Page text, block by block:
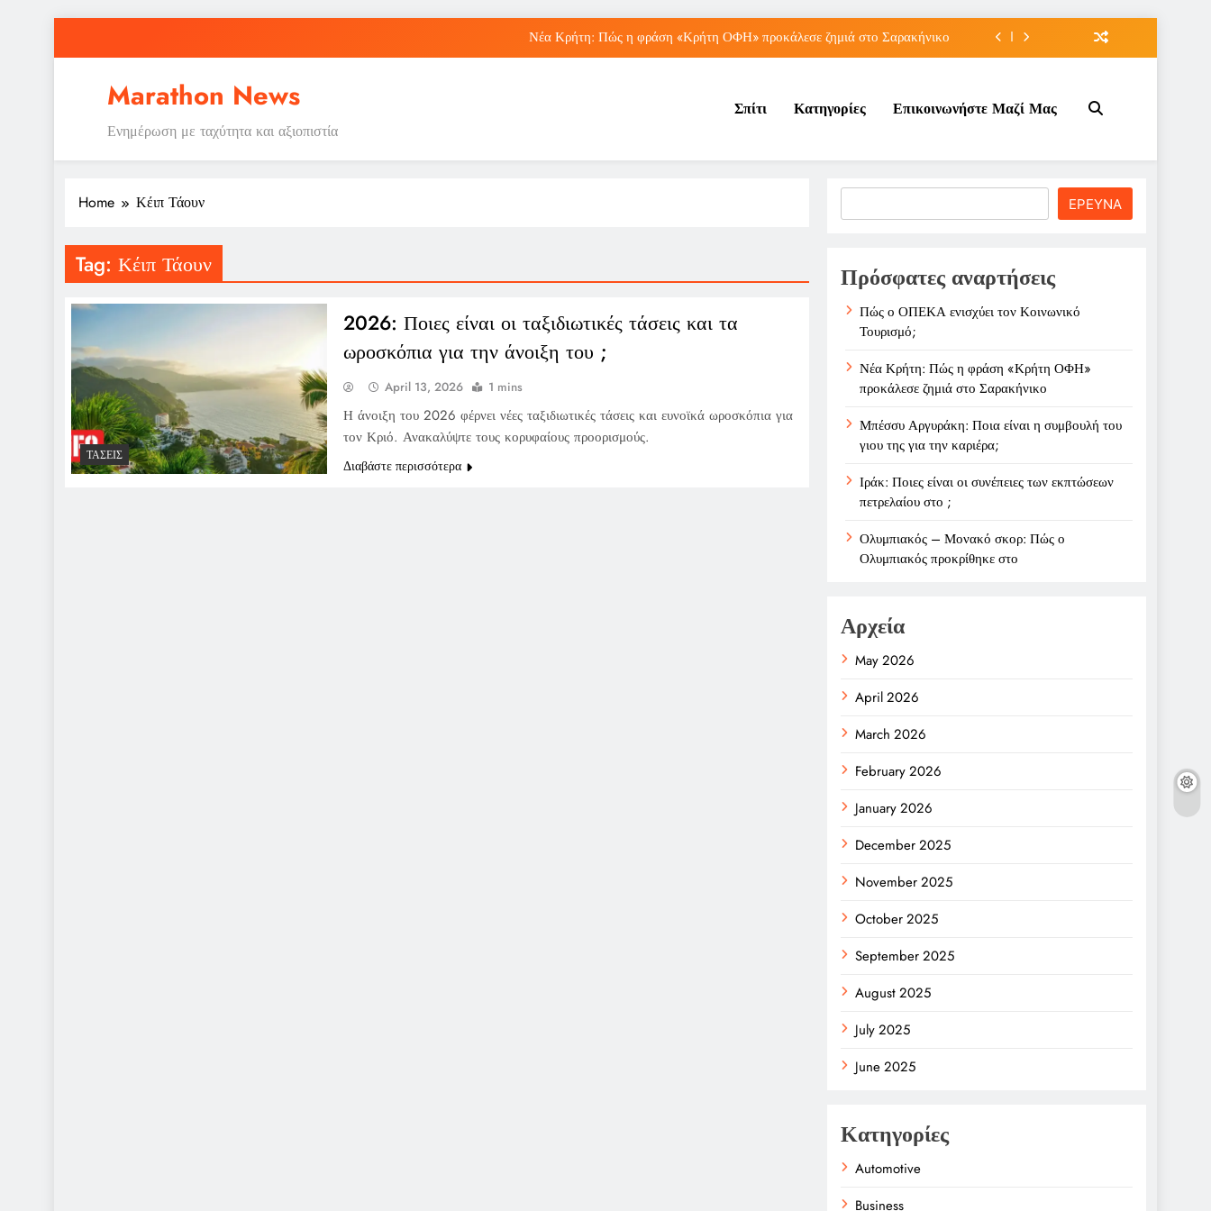
Νέα Κρήτη: Πώς η φράση «Κρήτη ΟΦΗ» προκάλεσε ζημιά στο Σαρακήνικο
Ιράκ: Ποιες είναι οι συνέπειες των εκπτώσεων πετρελαίου στο ;
Νέα Κρήτη: Πώς η φράση «Κρήτη ΟΦΗ» προκάλεσε ζημιά στο Σαρακήνικο
Μπέσσυ Αργυράκη: Ποια είναι η συμβουλή του γιου της για την καριέρα;
Marathon News
Ενημέρωση με ταχύτητα και αξιοπιστία
Σπίτι Κατηγορίες Επικοινωνήστε Μαζί Μας
Home Κέιπ Τάουν
Tag: Κέιπ Τάουν
ΤΆΣΕΙΣ
2026: Ποιες είναι οι ταξιδιωτικές τάσεις και τα
ωροσκόπια για την άνοιξη του ;
April 13, 2026 1 mins
Η άνοιξη του 2026 φέρνει νέες ταξιδιωτικές τάσεις και ευνοϊκά ωροσκόπια για
τον Κριό. Ανακαλύψτε τους κορυφαίους προορισμούς.
Διαβάστε περισσότερα
ΕΡΕΥΝΑ
Πρόσφατες αναρτήσεις
Πώς ο ΟΠΕΚΑ ενισχύει τον Κοινωνικό
Τουρισμό;
Νέα Κρήτη: Πώς η φράση «Κρήτη ΟΦΗ»
προκάλεσε ζημιά στο Σαρακήνικο
Μπέσσυ Αργυράκη: Ποια είναι η συμβουλή του
γιου της για την καριέρα;
Ιράκ: Ποιες είναι οι συνέπειες των εκπτώσεων
πετρελαίου στο ;
Ολυμπιακός – Μονακό σκορ: Πώς ο
Ολυμπιακός προκρίθηκε στο
Αρχεία
May 2026
April 2026
March 2026
February 2026
January 2026
December 2025
November 2025
October 2025
September 2025
August 2025
July 2025
June 2025
Κατηγορίες
Automotive
Business